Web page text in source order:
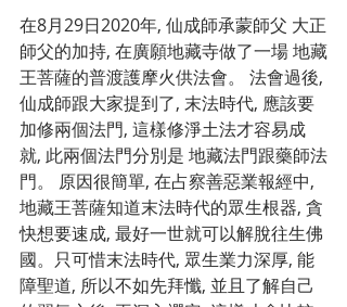
在8月29日2020年, 仙成師承蒙師父 大正
師父的加持, 在廣願地藏寺做了一場 地藏
王菩薩的普渡護摩火供法會。 法會過後,
仙成師跟大家提到了, 末法時代, 應該要
加修兩個法門, 這樣修淨土法才容易成
就, 此兩個法門分別是 地藏法門跟藥師法
門。 原因很簡單, 在占察善惡業報經中,
地藏王菩薩知道末法時代的眾生根器, 貪
快想要速成, 最好一世就可以解脫往生佛
國。只可惜末法時代, 眾生業力深厚, 能
障聖道, 所以不如先拜懺, 並且了解自己